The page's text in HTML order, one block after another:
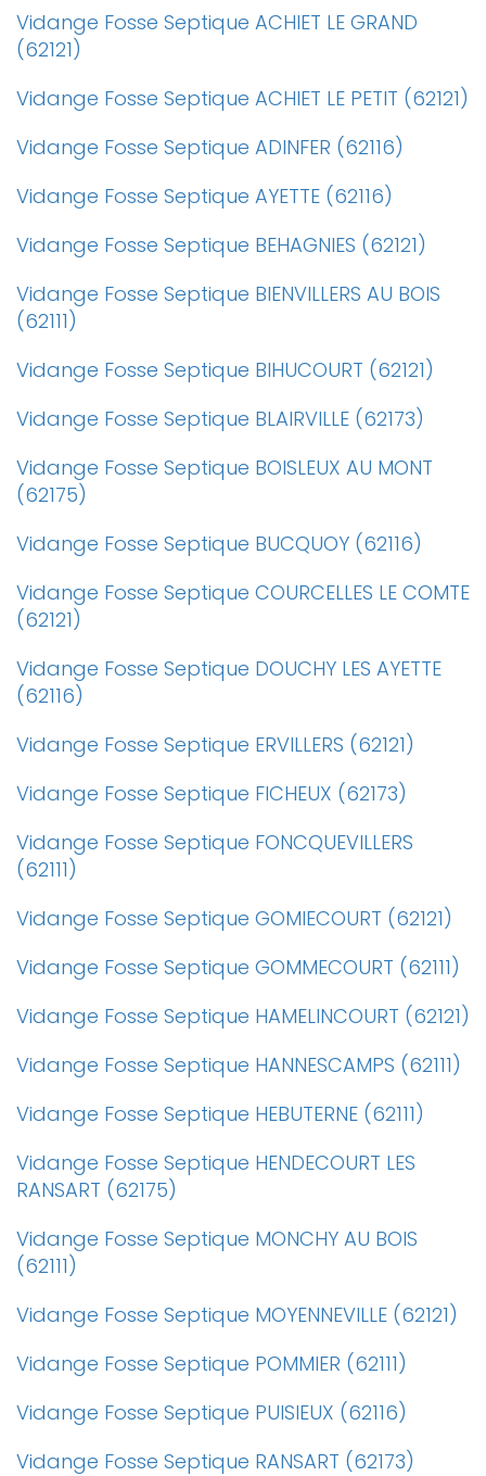
Vidange Fosse Septique ACHIET LE GRAND
(62121)
Vidange Fosse Septique ACHIET LE PETIT (62121)
Vidange Fosse Septique ADINFER (62116)
Vidange Fosse Septique AYETTE (62116)
Vidange Fosse Septique BEHAGNIES (62121)
Vidange Fosse Septique BIENVILLERS AU BOIS
(62111)
Vidange Fosse Septique BIHUCOURT (62121)
Vidange Fosse Septique BLAIRVILLE (62173)
Vidange Fosse Septique BOISLEUX AU MONT
(62175)
Vidange Fosse Septique BUCQUOY (62116)
Vidange Fosse Septique COURCELLES LE COMTE
(62121)
Vidange Fosse Septique DOUCHY LES AYETTE
(62116)
Vidange Fosse Septique ERVILLERS (62121)
Vidange Fosse Septique FICHEUX (62173)
Vidange Fosse Septique FONCQUEVILLERS
(62111)
Vidange Fosse Septique GOMIECOURT (62121)
Vidange Fosse Septique GOMMECOURT (62111)
Vidange Fosse Septique HAMELINCOURT (62121)
Vidange Fosse Septique HANNESCAMPS (62111)
Vidange Fosse Septique HEBUTERNE (62111)
Vidange Fosse Septique HENDECOURT LES
RANSART (62175)
Vidange Fosse Septique MONCHY AU BOIS
(62111)
Vidange Fosse Septique MOYENNEVILLE (62121)
Vidange Fosse Septique POMMIER (62111)
Vidange Fosse Septique PUISIEUX (62116)
Vidange Fosse Septique RANSART (62173)